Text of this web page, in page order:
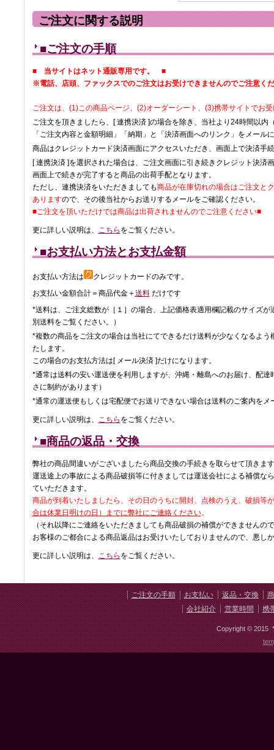
ご注文に関する説明
■ご注文の手順
■ 当サイトはネット通販専用です。 ■
※電話、店頭、ファックスでのご注文はお受けできませんのでご注意く
ご注文は、(1)この商品ページ、(2)オーダーシート、(3)携帯サイトでお
ご注文を頂きましたら、[ 連携決済 ]の場合を除き、当社より24時間以内
「ご注文内容と金額明細」「納期」と「決済画面へのリンク」をメール
商品はクレジットカード決済画面にアクセスいただき、画面上で決済手
[ 連携決済 ]を選択された場合は、ご注文画面に引き続きクレジット決済
画面上で続きが完了すると商品の出荷手配となります。
ただし、連携決済をいただきましても商品が在庫切れの場合はご注文と
ありますので、その後当社からお送りするメールをご確認ください。
■ご注文を頂いただけでは商品は出荷されませんのでご注意ください■
更に詳しい説明は、 こちら をご覧ください。
■お支払い方法とお支払金額
お支払い方法は
クレジットカードのみです。
お支払い金額合計＝商品代金＋送料だけです
*送料は、ご注文総数が［１］の場合、上記価格表適用欄記載のサイズ
別送料をご覧ください。）
*複数の商品をご注文の場合は当社にてできるだけ送料が少なくなるよ
たします。
この場合のお支払方法は[ メール決済 ]だけになります。
*通常は送料の安い運送便を利用しますが、沖縄・離島へのお届け、配
さに制約があります）
*通常の運送便もしくは宅配便でお送りできない場合は送料のご案内をメ
更に詳しい説明は、 こちら をご覧ください。
■商品の返品・交換
弊社の商品間違いがございましたら商品交換の手続きを取らせて頂きま
運送途上の事故による商品破損等に付きましては運送会社による補償な
ていただきます。
商品が到着いたしましたら、その日のうちに開封、点検のうえ、破損等
合は休業日明けの日）までに弊社にご連絡ください。
（それ以降にご連絡をいただきましても商品破損の補償ができませんの
お客様のご都合による商品返品はお受けいたしておりませんので、悪し
更に詳しい説明は、 こちら をご覧ください。
ご注文の手順 お支払い 返品・交換
会社紹介
営業時間 携
Copyright © 2015